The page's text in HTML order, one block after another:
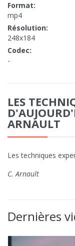
Format:
mp4
Résolution:
248x184
Codec:
-
LES
ARNAULT
Les techniques
C. Arnault
Dernières